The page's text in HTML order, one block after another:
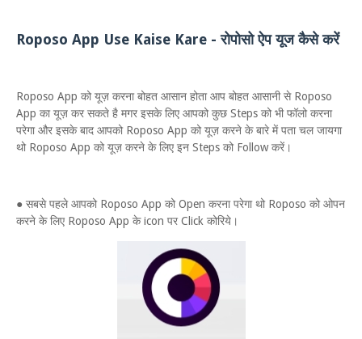
Roposo App Use Kaise Kare - रोपोसो ऐप यूज कैसे करें
Roposo App को यूज़ करना बोहत आसान होता आप बोहत आसानी से Roposo
App का यूज़ कर सकते है मगर इसके लिए आपको कुछ Steps को भी फॉलो करना
परेगा और इसके बाद आपको Roposo App को यूज़ करने के बारे में पता चल जायगा
थो Roposo App को यूज़ करने के लिए इन Steps को Follow करें।
● सबसे पहले आपको Roposo App को Open करना परेगा थो Roposo को ओपन
करने के लिए Roposo App के icon पर Click कोरिये।